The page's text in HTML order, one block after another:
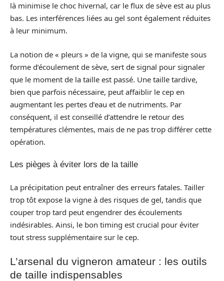
là minimise le choc hivernal, car le flux de sève est au plus
bas. Les interférences liées au gel sont également réduites
à leur minimum.
La notion de « pleurs » de la vigne, qui se manifeste sous
forme d’écoulement de sève, sert de signal pour signaler
que le moment de la taille est passé. Une taille tardive,
bien que parfois nécessaire, peut affaiblir le cep en
augmentant les pertes d’eau et de nutriments. Par
conséquent, il est conseillé d’attendre le retour des
températures clémentes, mais de ne pas trop différer cette
opération.
Les pièges à éviter lors de la taille
La précipitation peut entraîner des erreurs fatales. Tailler
trop tôt expose la vigne à des risques de gel, tandis que
couper trop tard peut engendrer des écoulements
indésirables. Ainsi, le bon timing est crucial pour éviter
tout stress supplémentaire sur le cep.
L’arsenal du vigneron amateur : les outils
de taille indispensables